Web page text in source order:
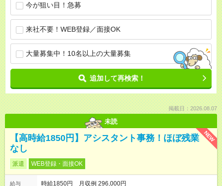
今が狙い目！急募
来社不要！WEB登録／面接OK
大量募集中！10名以上の大量募集
追加して再検索！
掲載日：2026.08.07
未読
NEW
【高時給1850円】アシスタント事務！ほぼ残業
なし
派遣 WEB登録・面接OK
給与 時給1850円 月収例 296,000円